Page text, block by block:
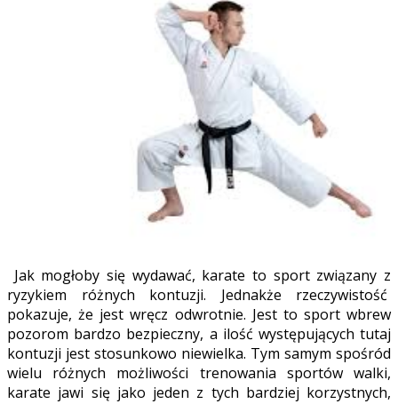
Jak mogłoby się wydawać, karate to sport związany z
ryzykiem różnych kontuzji. Jednakże rzeczywistość
pokazuje, że jest wręcz odwrotnie. Jest to sport wbrew
pozorom bardzo bezpieczny, a ilość występujących tutaj
kontuzji jest stosunkowo niewielka. Tym samym spośród
wielu różnych możliwości trenowania sportów walki,
karate jawi się jako jeden z tych bardziej korzystnych,